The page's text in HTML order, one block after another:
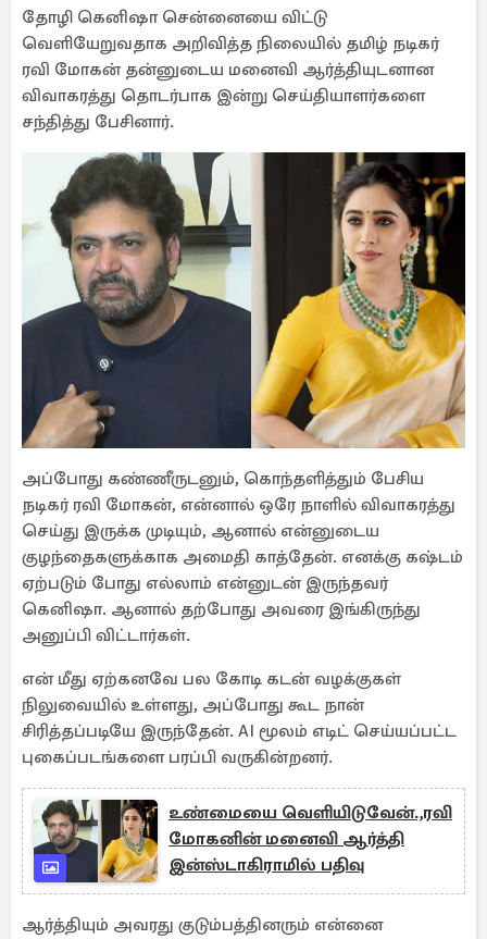
தோழி கெனிஷா சென்னையை விட்டு
வெளியேறுவதாக அறிவித்த நிலையில் தமிழ் நடிகர்
ரவி மோகன் தன்னுடைய மனைவி ஆர்த்தியுடனான
விவாகரத்து தொடர்பாக இன்று செய்தியாளர்களை
சந்தித்து பேசினார்.
அப்போது கண்ணீருடனும், கொந்தளித்தும் பேசிய
நடிகர் ரவி மோகன், என்னால் ஒரே நாளில் விவாகரத்து
செய்து இருக்க முடியும், ஆனால் என்னுடைய
குழந்தைகளுக்காக அமைதி காத்தேன். எனக்கு கஷ்டம்
ஏற்படும் போது எல்லாம் என்னுடன் இருந்தவர்
கெனிஷா. ஆனால் தற்போது அவரை இங்கிருந்து
அனுப்பி விட்டார்கள்.
என் மீது ஏற்கனவே பல கோடி கடன் வழக்குகள்
நிலுவையில் உள்ளது, அப்போது கூட நான்
சிரித்தப்படியே இருந்தேன். AI மூலம் எடிட் செய்யப்பட்ட
புகைப்படங்களை பரப்பி வருகின்றனர்.
உண்மையை வெளியிடுவேன்.,ரவி
மோகனின் மனைவி ஆர்த்தி
இன்ஸ்டாகிராமில் பதிவு
ஆர்த்தியும் அவரது குடும்பத்தினரும் என்னை